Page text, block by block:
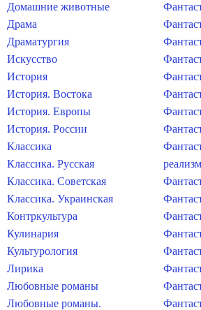
Домашние животные
Драма
Драматургия
Искусство
История
История. Востока
История. Европы
История. России
Классика
Классика. Русская
Классика. Советская
Классика. Украинская
Контркультура
Кулинария
Культурология
Лирика
Любовные романы
Любовные романы.
реализм